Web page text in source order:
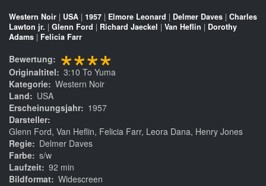
Western Noir | USA | 1957 | Elmore Leonard | Delmer Daves | Charles
Lawton jr. | Glenn Ford | Richard Jaeckel | Van Heflin | Dorothy
Adams | Felicia Farr
Bewertung ****
Originaltitel
3:10 To Yuma
Kategorie Western Noir
Land
USA
Erscheinungsjahr
1957
Darsteller
Glenn Ford, Van Heflin, Felicia Farr, Leora Dana, Henry Jones
Regie
Delmer Daves
Farbe s/w
Laufzeit 92 min
Bildformat Widescreen